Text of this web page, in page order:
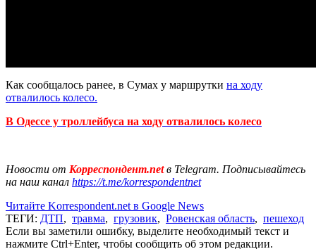
Как сообщалось ранее, в Сумах у маршрутки на ходу
отвалилось колесо.
В Одессе у троллейбуса на ходу отвалилось колесо
Новости от Корреспондент.netв Telegram. Подписывайтесь
на наш канал https://t.me/korrespondentnet
Читайте Korrespondent.net в Google News
ТЕГИ: ДТП, травма, грузовик, Ровенская область, пешеход
Если вы заметили ошибку, выделите необходимый текст и
нажмите Ctrl+Enter, чтобы сообщить об этом редакции.